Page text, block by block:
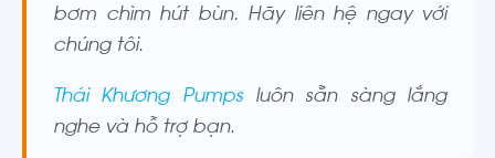
bơm chìm hút bùn. Hãy liên hệ ngay với
chúng tôi.
Thái Khương Pumps luôn sẵn sàng lắng
nghe và hỗ trợ bạn.